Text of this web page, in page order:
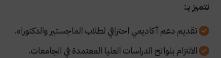
نتميز بـ:
تقديم دعم أكاديمي احترافي لطلاب الماجستير والدكتوراه.
الالتزام بلوائح الدراسات العليا المعتمدة في الجامعات.